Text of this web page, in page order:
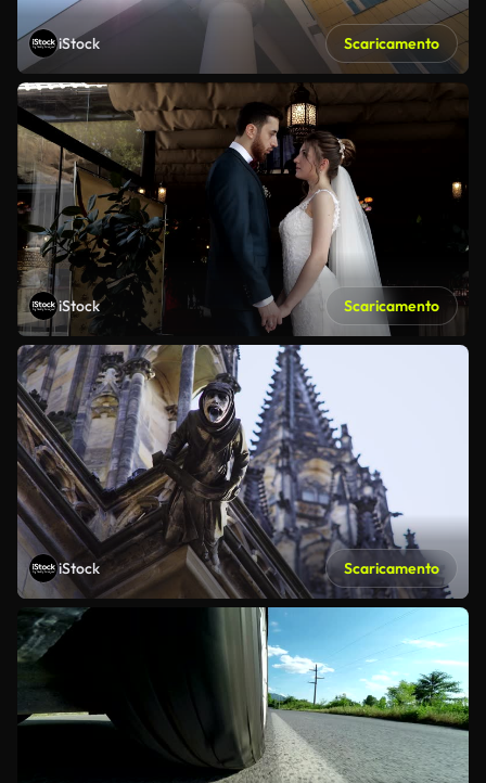
iStock Scaricamento
iStock Scaricamento
iStock Scaricamento